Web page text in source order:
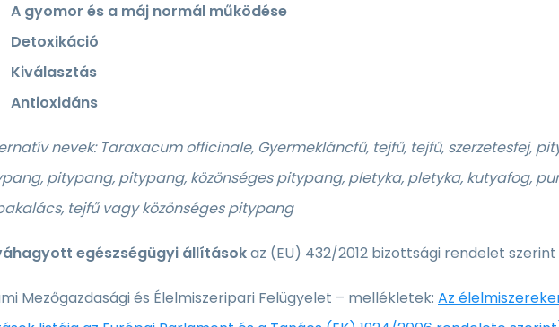
A gyomor és a máj normál működése
Detoxikáció
Kiválasztás
Antioxidáns
nevek: Taraxacum officinale, Gyermekláncfű, tejfű, tejfű, szerzetesfej,
pitypang, pitypang, közönséges pitypang, pletyka, pletyka, kutyafog,
tejfű vagy közönséges pitypang
egészségügyi állításokaz (EU) 432/2012 bizottsági rendelet szerint
Mezőgazdasági és Élelmiszeripari Felügyelet – mellékletek: Az